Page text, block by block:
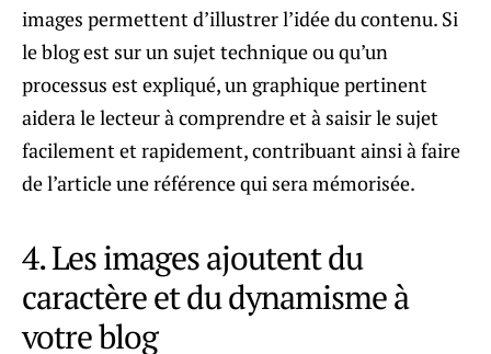
images permettent d’illustrer l’idée du contenu. Si
le blog est sur ​​un sujet technique ou qu’un
processus est expliqué, un graphique pertinent
aidera le lecteur à comprendre et à saisir le sujet
facilement et rapidement, contribuant ainsi à faire
de l’article une référence qui sera mémorisée.
4. Les images ajoutent du
caractère et du dynamisme à
votre blog